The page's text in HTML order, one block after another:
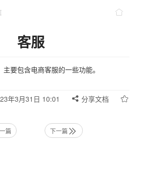
客服
要包含电商客服的一些功能。
年3月31日 10:01
分享文档
篇 下一篇